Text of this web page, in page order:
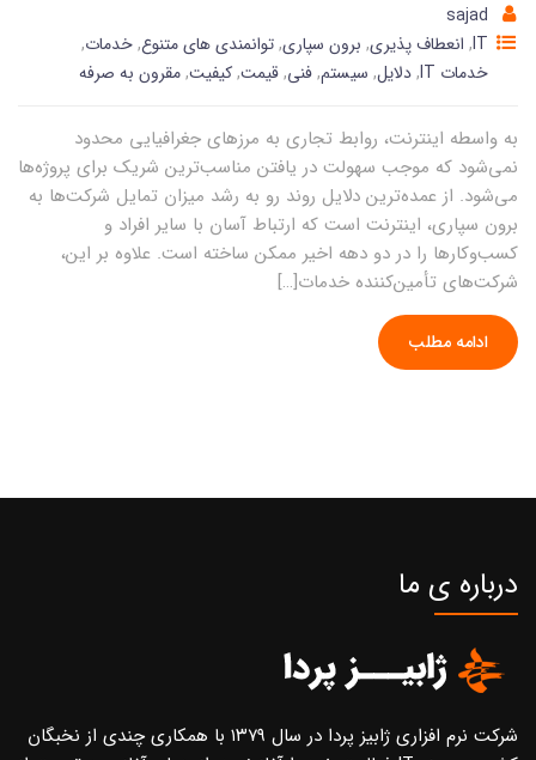
sajad
IT
, انعطاف پذیری, برون سپاری,توانمندی های متنوع,خدمات,
خدمات IT
,دلایل, سیستم,فنی,قیمت,کیفیت,مقرون به صرفه
به واسطه اینترنت، روابط تجاری به مرزهای جغرافیایی محدود
نمی‌شود که موجب سهولت در یافتن مناسب‌ترین شریک برای پروژه‌ها
می‌شود. از عمده‌ترین دلایل روند رو به رشد میزان تمایل شرکت‌ها به
برون سپاری، اینترنت است که ارتباط آسان با سایر افراد و
کسب‌وکارها را در دو دهه اخیر ممکن ساخته است. علاوه بر این،
شرکت‌های تأمین‌کننده خدمات[…]
ادامه مطلب
درباره ی ما
شرکت نرم افزاری ژابیز پردا در سال ۱۳۷۹ با همکاری چندی از نخبگان